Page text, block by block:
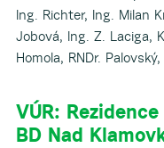
Ing. Richter, Ing. Milan
Jobová, Ing. Z. Laciga,
Homola, RNDr.
VÚR:
BD Nad